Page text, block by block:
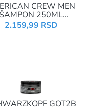
CREW MEN
ŠAMPON 250ML
PRE-STYLING
0757
2.159,99 RSD
GOT2B